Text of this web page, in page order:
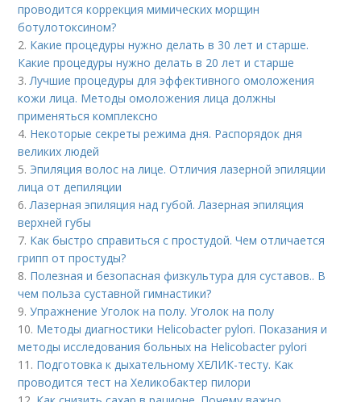
проводится коррекция мимических морщин
ботулотоксином?
2. Какие процедуры нужно делать в 30 лет и старше.
Какие процедуры нужно делать в 20 лет и старше
3.Лучшие процедуры для эффективного омоложения
кожи лица. Методы омоложения лица должны
применяться комплексно
4. Некоторые секреты режима дня. Распорядок дня
великих людей
5. Эпиляция волос на лице. Отличия лазерной эпиляции
лица от депиляции
6.Лазерная эпиляция над губой. Лазерная эпиляция
верхней губы
7. Как быстро справиться с простудой. Чем отличается
грипп от простуды?
8. Полезная и безопасная физкультура для суставов.. В
чем польза суставной гимнастики?
9.Упражнение Уголок на полу. Уголок на полу
10. Методы диагностики Helicobacter pylori. Показания и
методы исследования больных на Helicobacter pylori
11. Подготовка к дыхательному ХЕЛИК-тесту. Как
проводится тест на Хеликобактер пилори